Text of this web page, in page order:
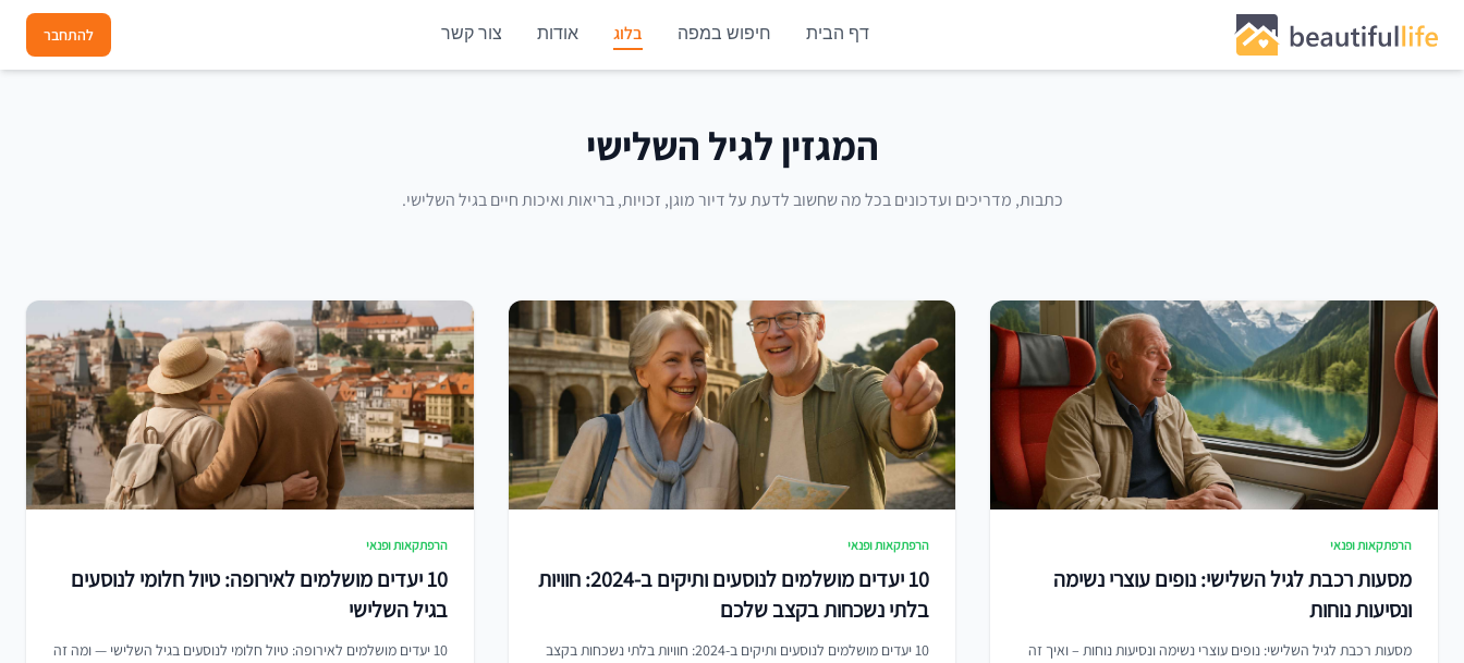
דף הבית חיפוש במפה בלוג אודות צור קשר להתחבר
המגזין לגיל השלישי
כתבות, מדריכים ועדכונים בכל מה שחשוב לדעת על דיור מוגן, זכויות, בריאות ואיכות חיים בגיל השלישי.
הרפתקאות ופנאי
מסעות רכבת לגיל השלישי: נופים עוצרי נשימה
ונסיעות נוחות
מסעות רכבת לגיל השלישי: נופים עוצרי נשימה ונסיעות נוחות – ואיך זה
הרפתקאות ופנאי
10 יעדים מושלמים לנוסעים ותיקים ב-2024: חוויות
בלתי נשכחות בקצב שלכם
10 יעדים מושלמים לנוסעים ותיקים ב-2024: חוויות בלתי נשכחות בקצב
הרפתקאות ופנאי
10 יעדים מושלמים לאירופה: טיול חלומי לנוסעים
בגיל השלישי
10 יעדים מושלמים לאירופה: טיול חלומי לנוסעים בגיל השלישי — ומה זה